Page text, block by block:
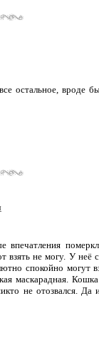
остальное, вроде
взять не могу. У
спокойно могут
маскарадная.
не отозвался.